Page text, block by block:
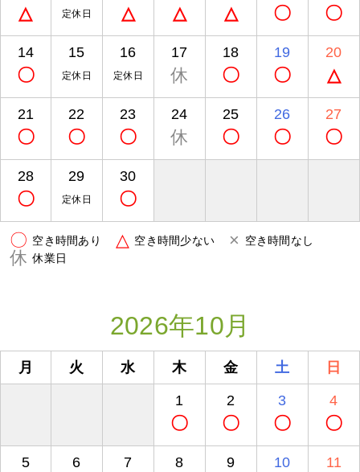
△ 定休日 △ △ △ 〇 〇
14
〇
15
定休日
16
定休日
17
休
18
〇
19
〇
20
△
21
〇
22
〇
23
〇
24
休
25
〇
26
〇
27
〇
28
〇
29
定休日
30
〇
〇 空き時間あり △ 空き時間少ない × 空き時間なし
休 休業日
2026年10月
月 火 水 木 金 土 日
1
〇
2
〇
3
〇
4
〇
5 6 7 8 9 10 11